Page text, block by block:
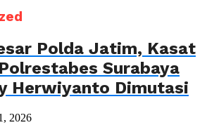
Polda Jatim, Kasat
Surabaya
Herwiyanto Dimutasi
2026